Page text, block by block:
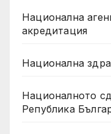
Национална
акредитация
Национална
Националното
Република